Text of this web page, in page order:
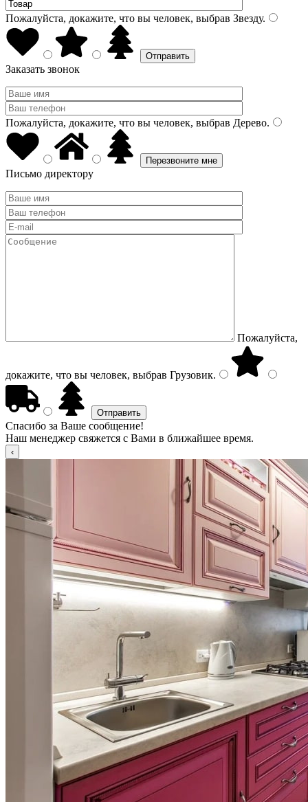
Пожалуйста, докажите, что вы человек, выбрав Звезду.
Заказать звонок
Пожалуйста, докажите, что вы человек, выбрав Дерево.
Письмо директору
Пожалуйста,
докажите, что вы человек, выбрав Грузовик.
Спасибо за Ваше сообщение!
Наш менеджер свяжется с Вами в ближайшее время.